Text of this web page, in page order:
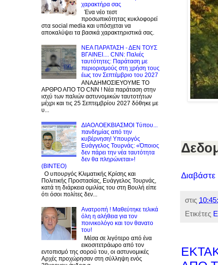
στις
Ετικέτες
χαρακτήρα σας
Ένα νέο τεστ
προσωπικότητας κυκλοφορεί
στα social media και υπόσχεται να
αποκαλύψει τα βασικά χαρακτηριστικά σας.
NEA ΠΑΡΑΤΑΣΗ - ΔΕΝ ΤΟΥΣ
ΒΓΑΙΝΕΙ.... CNN: Παλιές
ταυτότητες: Παράταση με
περιορισμούς στη χρήση τους
έως τον Σεπτέμβριο του 2027
ΑΝΑΔΗΜΟΣΙΕΥΟΥΜΕ ΤΟ
ΑΡΘΡΟ ΑΠΟ ΤΟ CNN ! Νέα παράταση στην
ισχύ των παλιών αστυνομικών ταυτοτήτων
μέχρι και τις 25 Σεπτεμβρίου 2027 δόθηκε με
υ...
ΔΙΑΟΛΟΕΚΒΙΑΣΜΟΙ Tύπου...
πανδημίας από την
κυβέρνηση! Υπουργός
Ευάγγελος Τουρνάς: «Όποιος
δεν πάρει την νέα ταυτότητα
δεν θα πληρώνεται»!
(BINTEO)
Ο υπουργός Κλιματικής Κρίσης και
Πολιτικής Προστασίας, Ευάγγελος Τουρνάς,
κατά τη διάρκεια ομιλίας του στη Βουλή είπε
ότι όσοι πολίτες δεν...
Ανατροπή ! Mαθεύτηκε τελικά
όλη η αλήθεια για τον
ποινικολόγο και τον θανατο
του!
Μέσα σε λιγότερο από ένα
εικοσιτετράωρο από τον
εντοπισμό της σορού του, οι αστυνομικές
Αρχές προχώρησαν στη σύλληψη ενός